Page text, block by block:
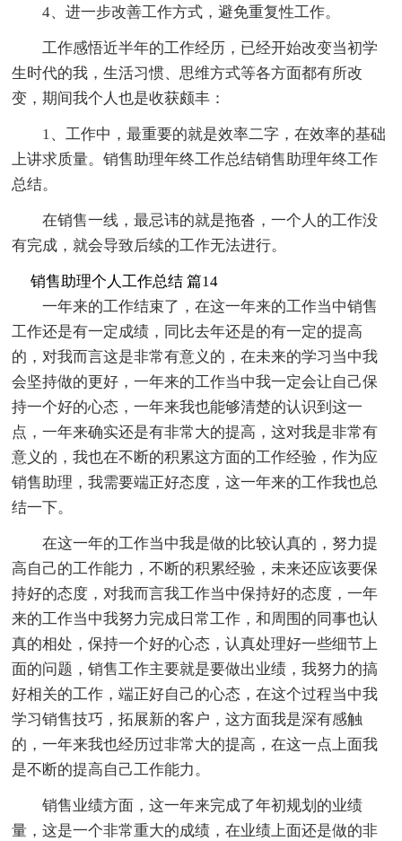
4、进一步改善工作方式，避免重复性工作。
工作感悟近半年的工作经历，已经开始改变当初学
生时代的我，生活习惯、思维方式等各方面都有所改
变，期间我个人也是收获颇丰：
1、工作中，最重要的就是效率二字，在效率的基础
上讲求质量。销售助理年终工作总结销售助理年终工作
总结。
在销售一线，最忌讳的就是拖沓，一个人的工作没
有完成，就会导致后续的工作无法进行。
销售助理个人工作总结 篇14
一年来的工作结束了，在这一年来的工作当中销售
工作还是有一定成绩，同比去年还是的有一定的提高
的，对我而言这是非常有意义的，在未来的学习当中我
会坚持做的更好，一年来的工作当中我一定会让自己保
持一个好的心态，一年来我也能够清楚的认识到这一
点，一年来确实还是有非常大的提高，这对我是非常有
意义的，我也在不断的积累这方面的工作经验，作为应
销售助理，我需要端正好态度，这一年来的工作我也总
结一下。
在这一年的工作当中我是做的比较认真的，努力提
高自己的工作能力，不断的积累经验，未来还应该要保
持好的态度，对我而言我工作当中保持好的态度，一年
来的工作当中我努力完成日常工作，和周围的同事也认
真的相处，保持一个好的心态，认真处理好一些细节上
面的问题，销售工作主要就是要做出业绩，我努力的搞
好相关的工作，端正好自己的心态，在这个过程当中我
学习销售技巧，拓展新的客户，这方面我是深有感触
的，一年来我也经历过非常大的提高，在这一点上面我
是不断的提高自己工作能力。
销售业绩方面，这一年来完成了年初规划的业绩
量，这是一个非常重大的成绩，在业绩上面还是做的非